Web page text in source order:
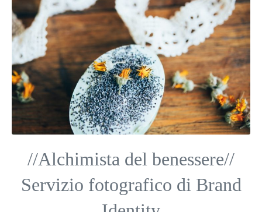
//Alchimista del benessere//
Servizio fotografico di Brand